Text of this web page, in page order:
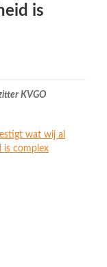
is
KVGO
wat wij al
is complex